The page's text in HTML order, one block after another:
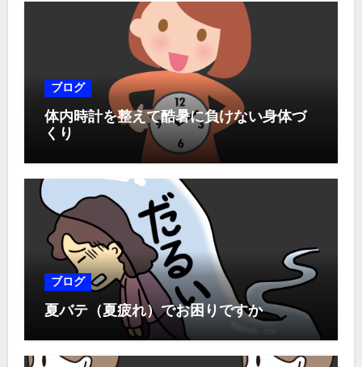
ブログ
体内時計を整えて酷暑に負けない身体づ
くり
ブログ
夏バテ（夏疲れ）でお困りですか